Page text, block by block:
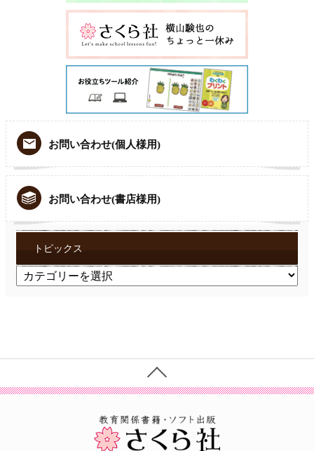
お問い合わせ(個人様用)
お問い合わせ(書店様用)
トピックス
ト